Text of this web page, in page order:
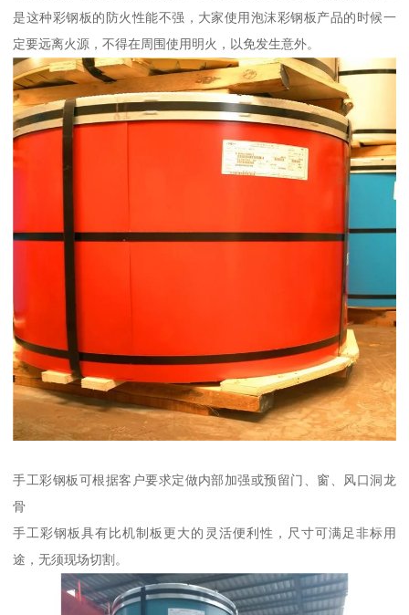
是这种彩钢板的防火性能不强，大家使用泡沫彩钢板产品的时候一
定要远离火源，不得在周围使用明火，以免发生意外。
手工彩钢板可根据客户要求定做内部加强或预留门、窗、风口洞龙
骨
手工彩钢板具有比机制板更大的灵活便利性，尺寸可满足非标用
途，无须现场切割。